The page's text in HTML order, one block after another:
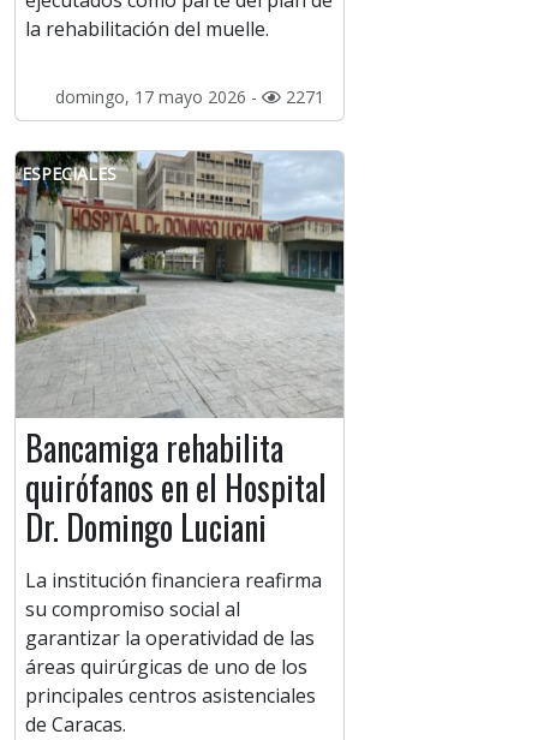
la rehabilitación del muelle.
domingo, 17 mayo 2026 - 2271
ESPECIALES
Bancamiga rehabilita
quirófanos en el Hospital
Dr. Domingo Luciani
La institución financiera reafirma
su compromiso social al
garantizar la operatividad de las
áreas quirúrgicas de uno de los
principales centros asistenciales
de Caracas.